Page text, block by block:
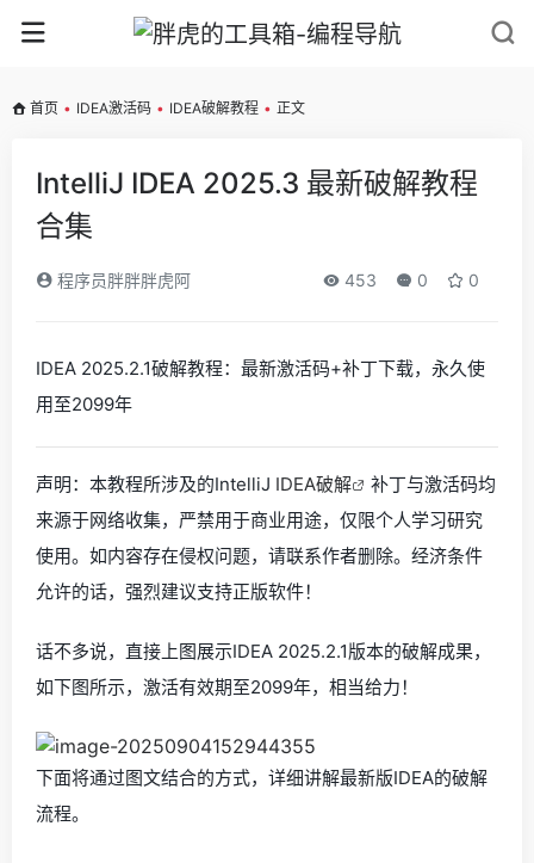
首页 • IDEA激活码 • IDEA破解教程 • 正文
IntelliJ IDEA 2025.3 最新破解教程
合集
程序员胖胖胖虎阿 453 0 0
IDEA 2025.2.1破解教程：最新激活码+补丁下载，永久使
用至2099年
声明：本教程所涉及的IntelliJ IDEA破解
补丁与激活码均
来源于网络收集，严禁用于商业用途，仅限个人学习研究
使用。如内容存在侵权问题，请联系作者删除。经济条件
允许的话，强烈建议支持正版软件！
话不多说，直接上图展示IDEA 2025.2.1版本的破解成果，
如下图所示，激活有效期至2099年，相当给力！
下面将通过图文结合的方式，详细讲解最新版IDEA的破解
流程。